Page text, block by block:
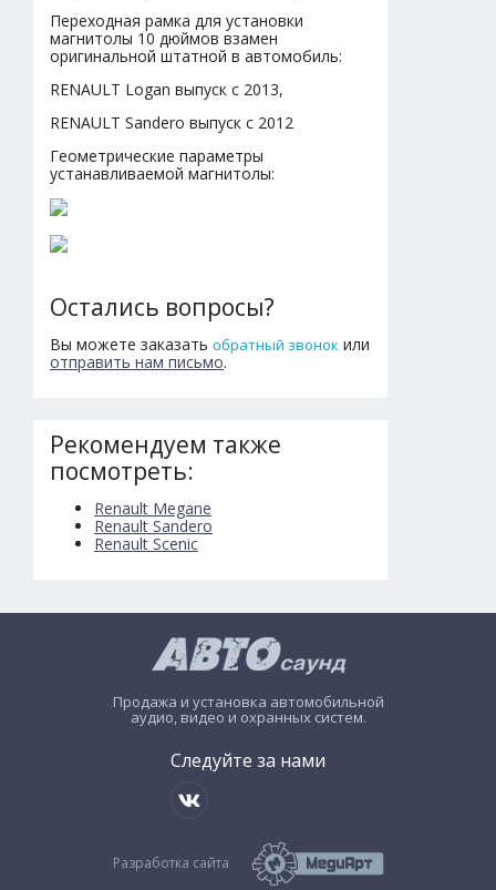
Переходная рамка для установки
магнитолы 10 дюймов взамен
оригинальной штатной в автомобиль:
RENAULT Logan выпуск с 2013,
RENAULT Sandero выпуск с 2012
Геометрические параметры
устанавливаемой магнитолы:
Остались вопросы?
Вы можете заказать обратный звонок или
отправить нам письмо.
Рекомендуем также
посмотреть:
Renault Megane
Renault Sandero
Renault Scenic
Продажа и установка автомобильной
аудио, видео и охранных систем.
Следуйте за нами
Разработка сайта